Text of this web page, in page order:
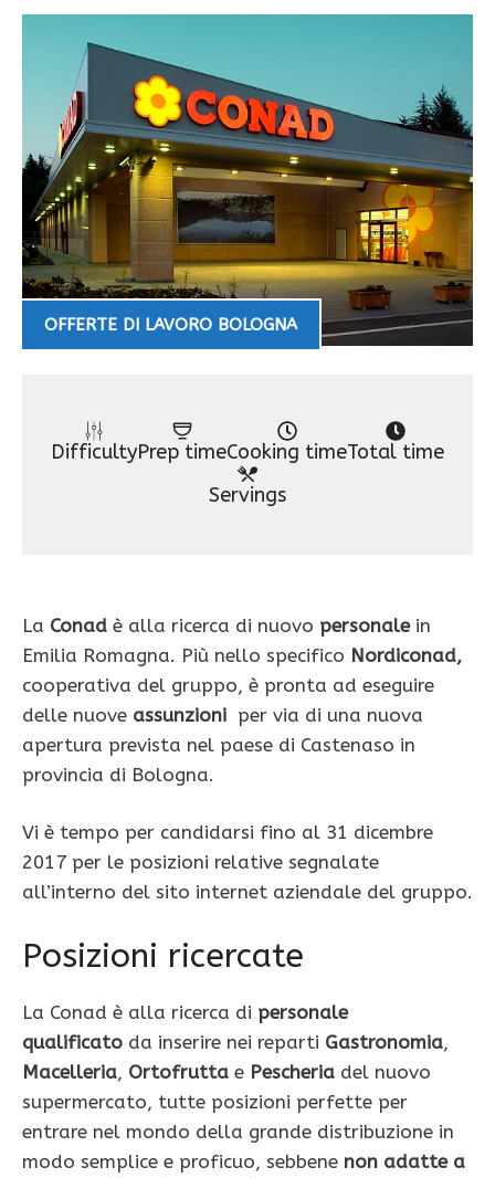
OFFERTE DI LAVORO BOLOGNA
DifficultyPrep timeCooking timeTotal time
Servings
La Conad è alla ricerca di nuovo personalein
Emilia Romagna. Più nello specifico Nordiconad,
cooperativa del gruppo, è pronta ad eseguire
delle nuove assunzioni per via di una nuova
apertura prevista nel paese di Castenaso in
provincia di Bologna.
Vi è tempo per candidarsi fino al 31 dicembre
2017 per le posizioni relative segnalate
all’interno del sito internet aziendale del gruppo.
Posizioni ricercate
La Conad è alla ricerca di personale
qualificato da inserire nei reparti Gastronomia,
Macelleria, Ortofrutta e Pescheria del nuovo
supermercato, tutte posizioni perfette per
entrare nel mondo della grande distribuzione in
modo semplice e proficuo, sebbene non adatte a